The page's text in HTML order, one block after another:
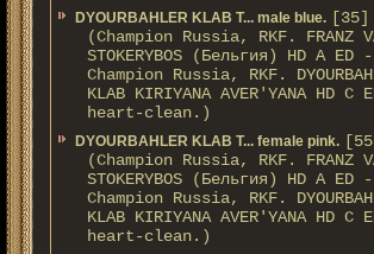
DYOURBAHLER KLAB T... male blue. [35]
(Champion Russia, RKF. FRANZ
STOKERYBOS (Бельгия) HD А ED -
Champion Russia, RKF.
KLAB KIRIYANA AVER'YANA HD С
heart-clean.)
DYOURBAHLER KLAB T... female pink.
(Champion Russia, RKF. FRANZ
STOKERYBOS (Бельгия) HD А ED -
Champion Russia, RKF.
KLAB KIRIYANA AVER'YANA HD С
heart-clean.)